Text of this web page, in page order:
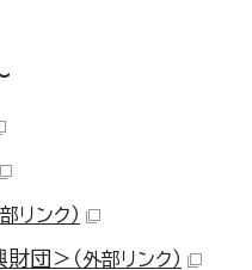
部リンク）
財団＞ （外部リンク）